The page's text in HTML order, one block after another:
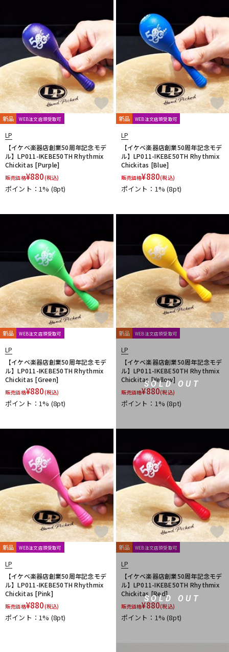
新品 WEB注文店頭受取可
LP
【イケベ楽器店創業50周年記念モデ
ル】LP011-IKEBE50TH Rhythmix
Chickitas [Purple]
販売価格¥880(税込)
ポイント：1% (8pt)
新品 WEB注文店頭受取可
LP
【イケベ楽器店創業50周年記念モデ
ル】LP011-IKEBE50TH Rhythmix
Chickitas [Blue]
販売価格¥880(税込)
ポイント：1%(8pt)
新品 WEB注文店頭受取可
LP
【イケベ楽器店創業50周年記念モデ
ル】LP011-IKEBE50TH Rhythmix
Chickitas [Green]
販売価格¥880(税込)
ポイント：1% (8pt)
SOLD OUT
新品 WEB注文店頭受取可
LP
【イケベ楽器店創業50周年記念モデ
ル】LP011-IKEBE50TH Rhythmix
Chickitas [Yellow]
販売価格¥880(税込)
ポイント：1%(8pt)
新品 WEB注文店頭受取可
LP
【イケベ楽器店創業50周年記念モデ
ル】LP011-IKEBE50TH Rhythmix
Chickitas [Pink]
販売価格¥880(税込)
ポイント：1% (8pt)
SOLD OUT
新品 WEB注文店頭受取可
LP
【イケベ楽器店創業50周年記念モデ
ル】LP011-IKEBE50TH Rhythmix
Chickitas [Red]
販売価格¥880(税込)
ポイント：1%(8pt)